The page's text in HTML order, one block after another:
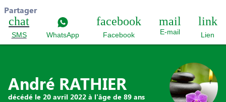
Partager
SMS WhatsApp Facebook E-mail Lien
André RATHIER
décédé le 20 avril 2022 à l'âge de 89 ans